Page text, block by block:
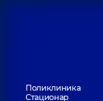
Поликлиника
Стационар